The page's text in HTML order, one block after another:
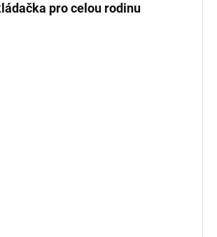
pro celou rodinu